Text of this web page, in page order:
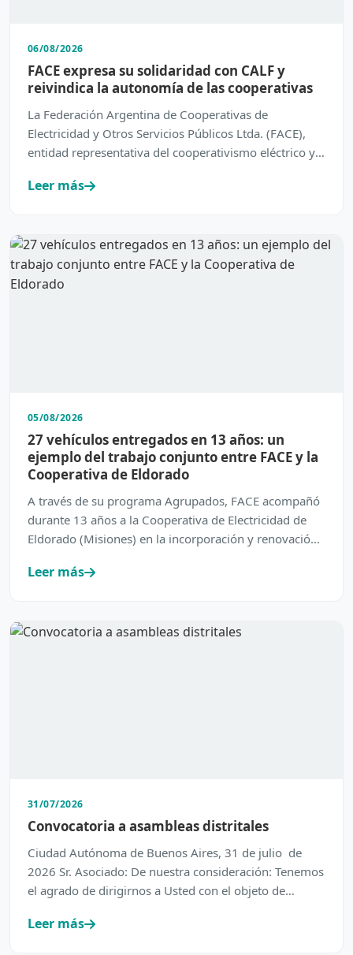
06/08/2026
FACE expresa su solidaridad con CALF y
reivindica la autonomía de las cooperativas
La Federación Argentina de Cooperativas de
Electricidad y Otros Servicios Públicos Ltda. (FACE),
entidad representativa del cooperativismo eléctrico y
Leer más
05/08/2026
27 vehículos entregados en 13 años: un
ejemplo del trabajo conjunto entre FACE y la
Cooperativa de Eldorado
A través de su programa Agrupados, FACE acompañó
durante 13 años a la Cooperativa de Electricidad de
Eldorado (Misiones) en la incorporación y renovación
Leer más
31/07/2026
Convocatoria a asambleas distritales
Ciudad Autónoma de Buenos Aires, 31 de julio de
2026 Sr. Asociado: De nuestra consideración: Tenemos
el agrado de dirigirnos a Usted con el objeto de
Leer más